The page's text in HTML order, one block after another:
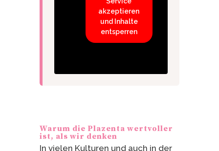
akzeptieren
und Inhalte
entsperren
Warum die Plazenta wertvoller
ist, als wir denken
In vielen Kulturen und auch in der